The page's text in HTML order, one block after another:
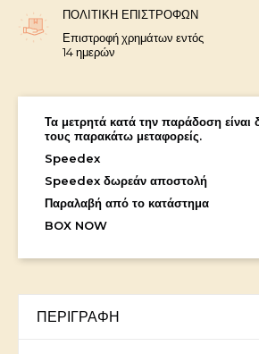
ΠΟΛΙΤΙΚΉ ΕΠΙΣΤΡΟΦΏΝ
Επιστροφή χρημάτων εντός
14 ημερών
Τα μετρητά κατά την παράδοση είναι
τους παρακάτω μεταφορείς.
Speedex
Speedex δωρεάν αποστολή
Παραλαβή από το κατάστημα
BOX NOW
ΠΕΡΙΓΡΑΦΉ